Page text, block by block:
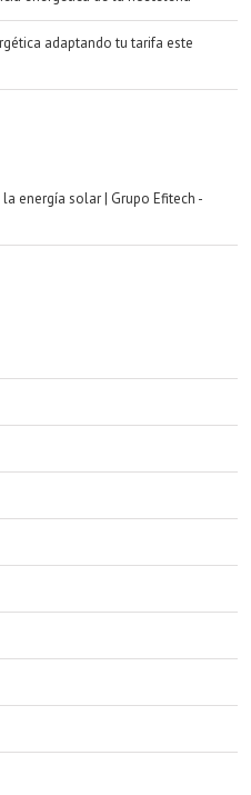
adaptando tu tarifa este
energía solar | Grupo Efitech -